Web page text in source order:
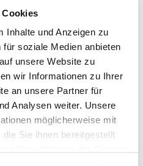
Cookies
Inhalte und Anzeigen zu
soziale Medien anbieten
unsere Website zu
wir Informationen zu Ihrer
an unsere Partner für
Analysen weiter. Unsere
möglicherweise mit
Sie ihnen bereitgestellt
KÖNIGSHOFEN
GMBH INH.